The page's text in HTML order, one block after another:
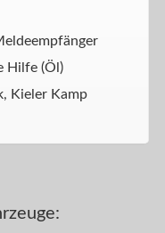
Hilfe (Öl)
Kieler Kamp